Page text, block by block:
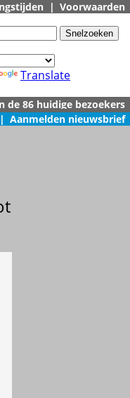
| Voorwaarden
Translate
| Aanmelden nieuwsbrief